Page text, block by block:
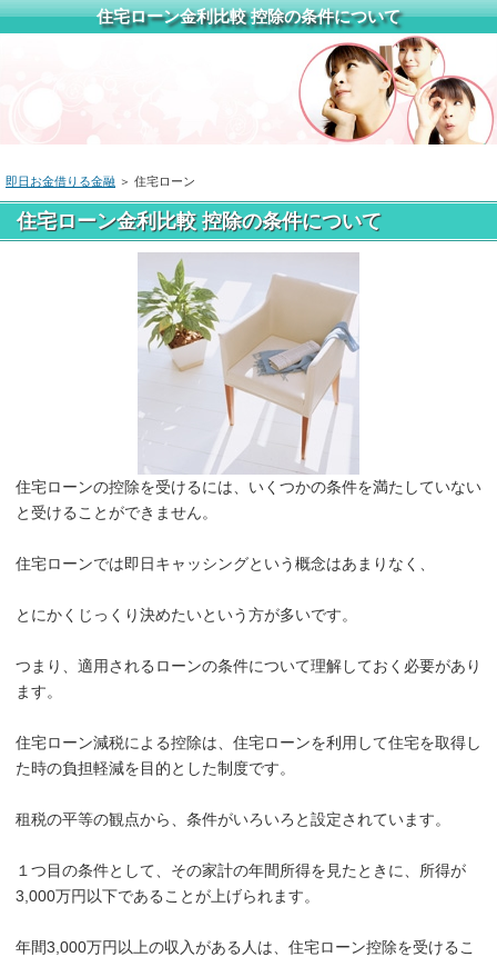
住宅ローン金利比較 控除の条件について
即日お金借りる金融 ＞ 住宅ローン
住宅ローン金利比較 控除の条件について
住宅ローンの控除を受けるには、いくつかの条件を満たしていない
と受けることができません。
住宅ローンでは即日キャッシングという概念はあまりなく、
とにかくじっくり決めたいという方が多いです。
つまり、適用されるローンの条件について理解しておく必要があり
ます。
住宅ローン減税による控除は、住宅ローンを利用して住宅を取得し
た時の負担軽減を目的とした制度です。
租税の平等の観点から、条件がいろいろと設定されています。
１つ目の条件として、その家計の年間所得を見たときに、所得が
3,000万円以下であることが上げられます。
年間3,000万円以上の収入がある人は、住宅ローン控除を受けるこ